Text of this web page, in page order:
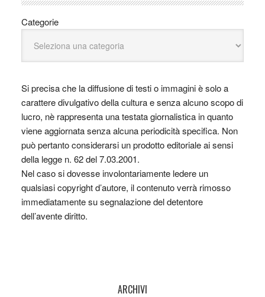
Categorie
Si precisa che la diffusione di testi o immagini è solo a
carattere divulgativo della cultura e senza alcuno scopo di
lucro, nè rappresenta una testata giornalistica in quanto
viene aggiornata senza alcuna periodicità specifica. Non
può pertanto considerarsi un prodotto editoriale ai sensi
della legge n. 62 del 7.03.2001.
Nel caso si dovesse involontariamente ledere un
qualsiasi copyright d’autore, il contenuto verrà rimosso
immediatamente su segnalazione del detentore
dell’avente diritto.
ARCHIVI